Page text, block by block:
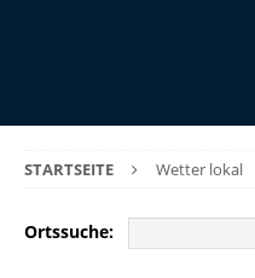
STARTSEITE Wetter lokal
Ortssuche: